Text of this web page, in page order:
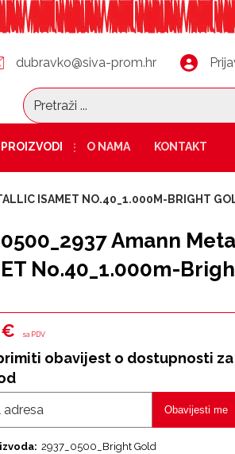
dubravko@siva-prom.hr
PROIZVODI O NAMA KONTAKT
ISAMET NO.40_1.000M-BRIGHT
Amann
No.40_1.000m-
€ sa PDV
obavijest o dostupnosti
Obavijesti me
2937_0500_Bright Gold